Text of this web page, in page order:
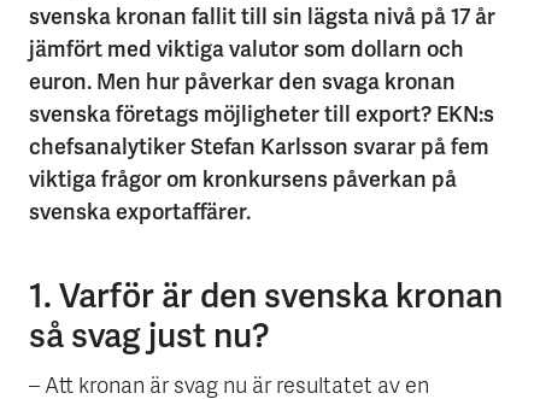
svenska kronan fallit till sin lägsta nivå på 17 år
jämfört med viktiga valutor som dollarn och
euron. Men hur påverkar den svaga kronan
svenska företags möjligheter till export? EKN:s
chefsanalytiker Stefan Karlsson svarar på fem
viktiga frågor om kronkursens påverkan på
svenska exportaffärer.
1. Varför är den svenska kronan
så svag just nu?
– Att kronan är svag nu är resultatet av en